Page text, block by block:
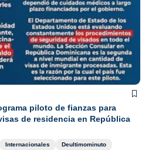
piloto de fianzas para
de residencia en República
Internacionales
Deultimominuto